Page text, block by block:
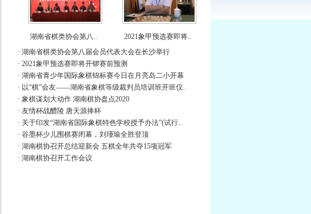
湖南省棋类协会第八..
2021象甲预选赛即将..
· 湖南省棋类协会第八届会员代表大会在长沙举行
· 2021象甲预选赛即将开锣赛前预测
· 湖南省青少年国际象棋锦标赛今日在月亮岛二小开幕
· 以“棋”会友——湖南省象棋等级裁判员培训班开班仪..
· 象棋谋划大动作 湖南棋协盘点2020
· 友情杯战醴陵 唐天源捧杯
· 关于印发“湖南省国际象棋特色学校授予办法”(试行..
· 谷墨杯少儿围棋赛闭幕，刘瑾瑜全胜登顶
· 湖南棋协召开总结迎新会 五棋全年共夺15项冠军
· 湖南棋协召开工作会议